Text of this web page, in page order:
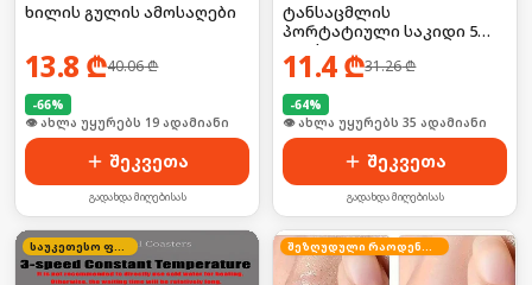
ხილის გულის ამოსაღები
13.8 ₾40.06₾
-66%
🛒 ბოლო 24სთ-ში იყიდა 25-მა
შეკვეთა
გადახდა მიღებისას
ტანსაცმლის
პორტატიული საკიდი 5
კაუჭით
11.4₾31.26₾
-64%
🛒 ბოლო 24სთ-ში იყიდა 52-მა
შეკვეთა
გადახდა მიღებისას
საუკეთესო ფასი შეზღუდული რაოდენობა